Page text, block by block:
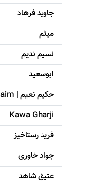
جاويد فرهاد
میثم
نسیم ندیم
ابوسعيد
حکيم نعيم | Hakeem Naim
Kawa Gharji
فرید رستاخیز
جواد خاوری
عتیق شاهد